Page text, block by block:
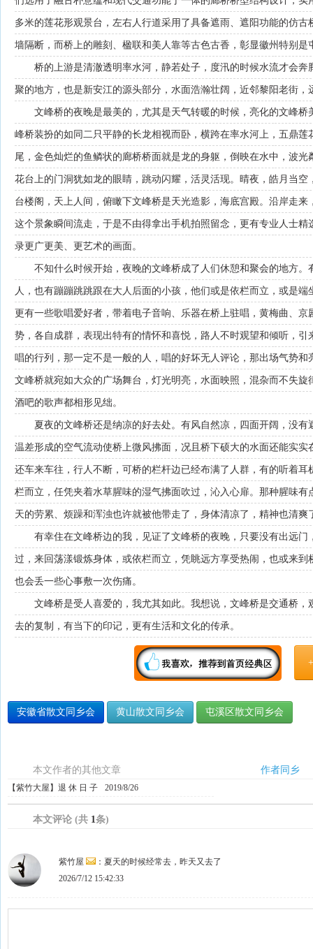
多米的莲花形观景台，左右人行道采用了具备遮雨、遮阳功能的仿
墙隔断，而桥上的雕刻、楹联和美人靠等古色古香，彰显徽州特别是
桥的上游是清澈透明率水河，静若处子，度汛的时候水流才会
聚的地方，也是新安江的源头部分，水面浩瀚壮阔，近邻黎阳老街
文峰桥的夜晚是最美的，尤其是天气转暖的时候，亮化的文峰
峰桥装扮的如同二只平静的长龙相视而卧，横跨在率水河上，五鼎
尾，金色灿烂的鱼鳞状的廊桥桥面就是龙的身躯，倒映在水中，波
花台上的门洞犹如龙的眼睛，跳动闪耀，活灵活现。晴夜，皓月当
台楼阁，天上人间，俯瞰下文峰桥是天光造影，海底宫殿。沿岸走
这个景象瞬间流走，于是不由得拿出手机拍照留念，更有专业人士
录更广更美、更艺术的画面。
不知什么时候开始，夜晚的文峰桥成了人们休憩和聚会的地方
人，也有蹦蹦跳跳跟在大人后面的小孩，他们或是依栏而立，或是
更有一些歌唱爱好者，带着电子音响、乐器在桥上驻唱，黄梅曲、
势，各自成群，表现出特有的情怀和喜悦，路人不时观望和倾听，
唱的行列，那一定不是一般的人，唱的好坏无人评论，那出场气势
文峰桥就宛如大众的广场舞台，灯光明亮，水面映照，混杂而不失
酒吧的歌声都相形见绌。
夏夜的文峰桥还是纳凉的好去处。有风自然凉，四面开阔，没
温差形成的空气流动使桥上微风拂面，况且桥下硕大的水面还能实
还车来车往，行人不断，可桥的栏杆边已经布满了人群，有的听着
栏而立，任凭夹着水草腥味的湿气拂面吹过，沁入心扉。那种腥味
天的劳累、烦躁和浑浊也许就被他带走了，身体清凉了，精神也清爽
有幸住在文峰桥边的我，见证了文峰桥的夜晚，只要没有出远
过，来回荡漾锻炼身体，或依栏而立，凭眺远方享受热闹，也或来
也会丢一些心事敷一次伤痛。
文峰桥是受人喜爱的，我尤其如此。我想说，文峰桥是交通桥
去的复制，有当下的印记，更有生活和文化的传承。
安徽省散文同乡会 黄山散文同乡会 屯溪区散文同乡会
本文作者的其他文章 作者同乡
【紫竹大屋】退 休 日 子 2019/8/26
本文评论 (共 1条)
紫竹屋
：夏天的时候经常去，昨天又去了
2026/7/12 15:42:33